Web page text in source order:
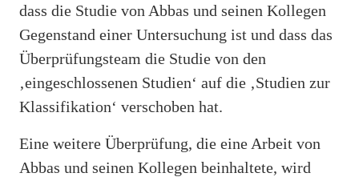
dass die Studie von Abbas und seinen Kollegen
Gegenstand einer Untersuchung ist und dass das
Überprüfungsteam die Studie von den
‚eingeschlossenen Studien‘ auf die ‚Studien zur
Klassifikation‘ verschoben hat.
Eine weitere Überprüfung, die eine Arbeit von
Abbas und seinen Kollegen beinhaltete, wird